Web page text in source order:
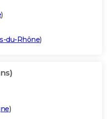
)
du-Rhône)
)